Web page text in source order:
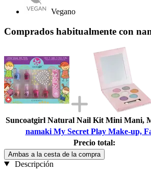
Vegano
Comprados habitualmente con
Suncoatgirl Natural Nail Kit Mini Mani,
namaki My Secret Play Make-up,
Precio total:
Ambas a la cesta de la compra
Descripción